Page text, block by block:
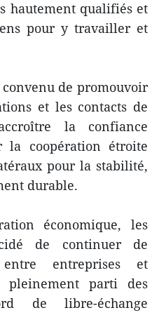
hautement qualifiés et
pour y travailler et
de promouvoir
et les contacts de
la confiance
la coopération étroite
pour la stabilité,
durable.
économique, les
de continuer de
entreprises et
pleinement parti des
de libre-échange